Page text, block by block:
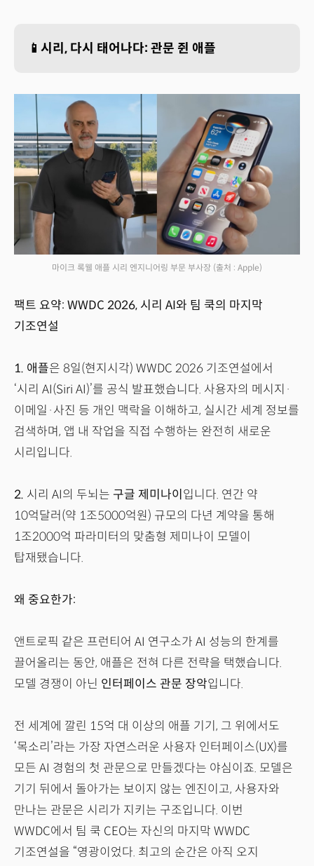
📱시리, 다시 태어나다: 관문 쥔 애플
마이크 록웰 애플 시리 엔지니어링 부문 부사장 (출처 : Apple)
팩트 요약: WWDC 2026, 시리 AI와 팀 쿡의 마지막
기조연설
1. 애플은 8일(현지시각) WWDC 2026 기조연설에서
‘시리 AI(Siri AI)’를 공식 발표했습니다. 사용자의 메시지·
이메일·사진 등 개인 맥락을 이해하고, 실시간 세계 정보를
검색하며, 앱 내 작업을 직접 수행하는 완전히 새로운
시리입니다.
2. 시리 AI의 두뇌는 구글 제미나이 입니다. 연간 약
10억달러(약 1조5000억원) 규모의 다년 계약을 통해
1조2000억 파라미터의 맞춤형 제미나이 모델이
탑재됐습니다.
왜 중요한가:
앤트로픽 같은 프런티어 AI 연구소가 AI 성능의 한계를
끌어올리는 동안, 애플은 전혀 다른 전략을 택했습니다.
모델 경쟁이 아닌 인터페이스 관문 장악입니다.
전 세계에 깔린 15억 대 이상의 애플 기기, 그 위에서도
‘목소리’라는 가장 자연스러운 사용자 인터페이스(UX)를
모든 AI 경험의 첫 관문으로 만들겠다는 야심이죠. 모델은
기기 뒤에서 돌아가는 보이지 않는 엔진이고, 사용자와
만나는 관문은 시리가 지키는 구조입니다. 이번
WWDC에서 팀 쿡 CEO는 자신의 마지막 WWDC
기조연설을 “영광이었다. 최고의 순간은 아직 오지